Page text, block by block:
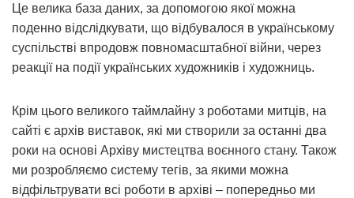
Це велика база даних, за допомогою якої можна
поденно відслідкувати, що відбувалося в українському
суспільстві впродовж повномасштабної війни, через
реакції на події українських художників і художниць.
Крім цього великого таймлайну з роботами митців, на
сайті є архів виставок, які ми створили за останні два
роки на основі Архіву мистецтва воєнного стану. Також
ми розробляємо систему тегів, за якими можна
відфільтрувати всі роботи в архіві – попередньо ми